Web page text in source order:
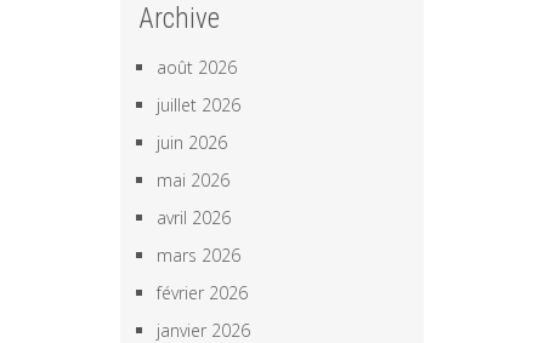
Archive
août 2026
juillet 2026
juin 2026
mai 2026
avril 2026
mars 2026
février 2026
janvier 2026